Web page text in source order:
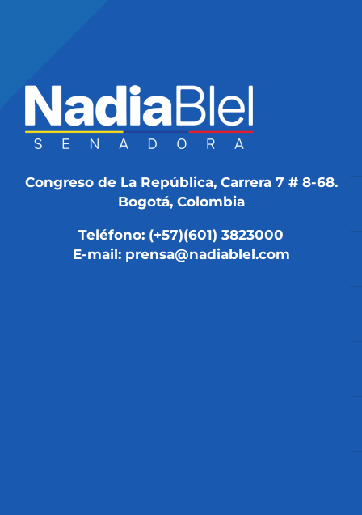
Congreso de La República, Carrera 7 # 8-68.
Bogotá, Colombia
Teléfono: (+57)(601) 3823000
E-mail: prensa@nadiablel.com